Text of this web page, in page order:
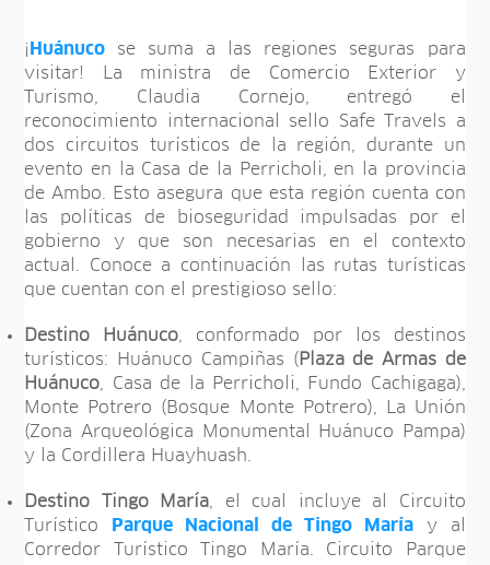
¡ Huánuco se suma a las regiones seguras para
visitar! La ministra de Comercio Exterior y
Turismo, Claudia Cornejo, entregó el
reconocimiento internacional sello Safe Travels a
dos circuitos turísticos de la región, durante un
evento en la Casa de la Perricholi, en la provincia
de Ambo. Esto asegura que esta región cuenta con
las políticas de bioseguridad impulsadas por el
gobierno y que son necesarias en el contexto
actual. Conoce a continuación las rutas turísticas
que cuentan con el prestigioso sello:
Destino Huánuco , conformado por los destinos
turísticos: Huánuco Campiñas ( Plaza de Armas de
Huánuco , Casa de la Perricholi, Fundo Cachigaga),
Monte Potrero (Bosque Monte Potrero), La Unión
(Zona Arqueológica Monumental Huánuco Pampa)
y la Cordillera Huayhuash.
Destino Tingo María , el cual incluye al Circuito
Turístico
Parque Nacional de Tingo Maríay al
Corredor Turístico Tingo María. Circuito Parque